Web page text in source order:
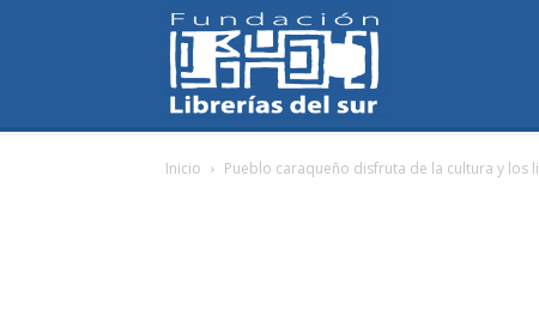
Inicio Pueblo caraqueño disfruta de la cultura y los